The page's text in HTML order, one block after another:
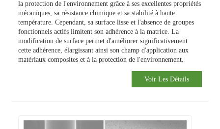
la protection de l'environnement grâce à ses excellentes propriétés
mécaniques, sa résistance chimique et sa stabilité à haute
température. Cependant, sa surface lisse et l'absence de groupes
fonctionnels actifs limitent son adhérence à la matrice. La
modification de surface permet d'améliorer significativement
cette adhérence, élargissant ainsi son champ d'application aux
matériaux composites et à la protection de l'environnement.
Voir Les Détails